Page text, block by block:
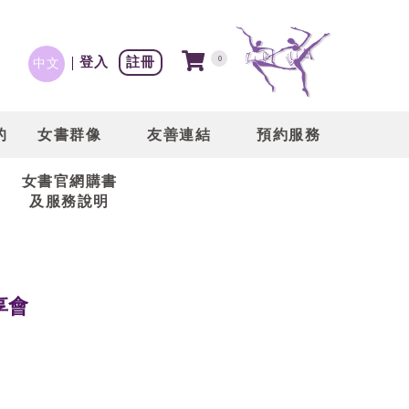
中文 登入 註冊 0
女書群像 友善連結 預約服務
女書官網購書
及服務說明
會